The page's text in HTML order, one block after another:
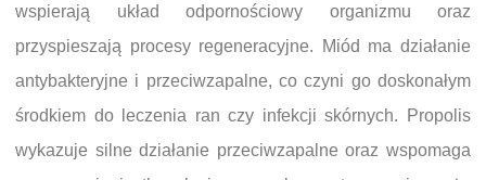
wspierają układ odpornościowy organizmu oraz
przyspieszają procesy regeneracyjne. Miód ma działanie
antybakteryjne i przeciwzapalne, co czyni go doskonałym
środkiem do leczenia ran czy infekcji skórnych. Propolis
wykazuje silne działanie przeciwzapalne oraz wspomaga